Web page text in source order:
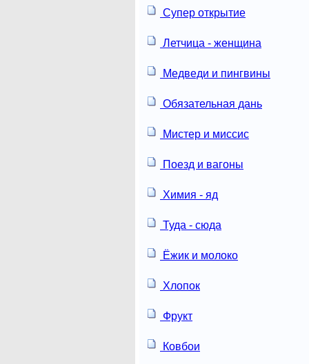
Супер открытие
Летчица - женщина
Медведи и пингвины
Обязательная дань
Мистер и миссис
Поезд и вагоны
Химия - яд
Туда - сюда
Ёжик и молоко
Хлопок
Фрукт
Ковбои